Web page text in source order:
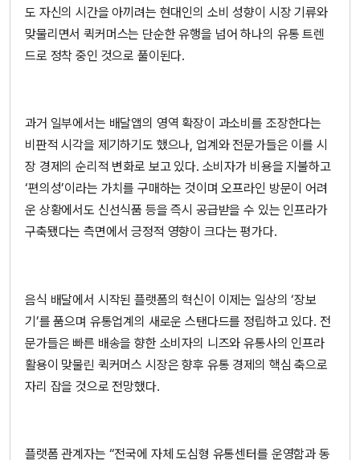
도 자신의 시간을 아끼려는 현대인의 소비 성향이 시장 기류와
맞물리면서 퀵커머스는 단순한 유행을 넘어 하나의 유통 트렌
드로 정착 중인 것으로 풀이된다.
과거 일부에서는 배달앱의 영역 확장이 과소비를 조장한다는
비판적 시각을 제기하기도 했으나, 업계와 전문가들은 이를 시
장 경제의 순리적 변화로 보고 있다. 소비자가 비용을 지불하고
‘편의성’이라는 가치를 구매하는 것이며 오프라인 방문이 어려
운 상황에서도 신선식품 등을 즉시 공급받을 수 있는 인프라가
구축됐다는 측면에서 긍정적 영향이 크다는 평가다.
음식 배달에서 시작된 플랫폼의 혁신이 이제는 일상의 ‘장보
기’를 품으며 유통업계의 새로운 스탠다드를 정립하고 있다. 전
문가들은 빠른 배송을 향한 소비자의 니즈와 유통사의 인프라
활용이 맞물린 퀵커머스 시장은 향후 유통 경제의 핵심 축으로
자리 잡을 것으로 전망했다.
플랫폼 관계자는 “전국에 자체 도심형 유통센터를 운영함과 동